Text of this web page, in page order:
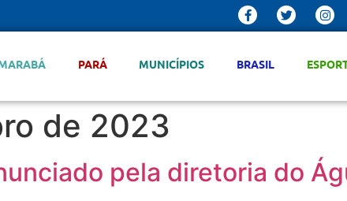
PARÁ MUNICÍPIOS BRASIL
de 2023
pela diretoria do